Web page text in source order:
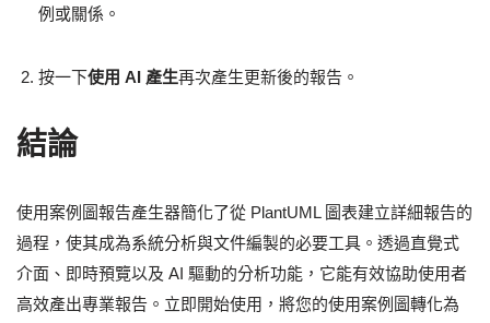
例或關係。
按一下使用 AI 產生再次產生更新後的報告。
結論
使用案例圖報告產生器簡化了從 PlantUML 圖表建立詳細報告的
過程，使其成為系統分析與文件編製的必要工具。透過直覺式
介面、即時預覽以及 AI 驅動的分析功能，它能有效協助使用者
高效產出專業報告。立即開始使用，將您的使用案例圖轉化為